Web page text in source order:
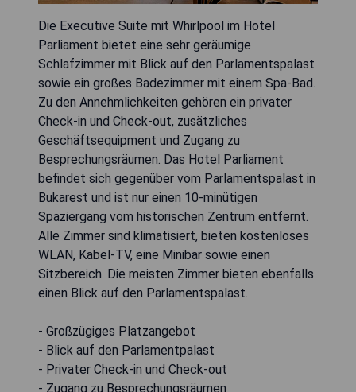
Die Executive Suite mit Whirlpool im Hotel
Parliament bietet eine sehr geräumige
Schlafzimmer mit Blick auf den Parlamentspalast
sowie ein großes Badezimmer mit einem Spa-Bad.
Zu den Annehmlichkeiten gehören ein privater
Check-in und Check-out, zusätzliches
Geschäftsequipment und Zugang zu
Besprechungsräumen. Das Hotel Parliament
befindet sich gegenüber vom Parlamentspalast in
Bukarest und ist nur einen 10-minütigen
Spaziergang vom historischen Zentrum entfernt.
Alle Zimmer sind klimatisiert, bieten kostenloses
WLAN, Kabel-TV, eine Minibar sowie einen
Sitzbereich. Die meisten Zimmer bieten ebenfalls
einen Blick auf den Parlamentspalast.
- Großzügiges Platzangebot
- Blick auf den Parlamentpalast
- Privater Check-in und Check-out
- Zugang zu Besprechungsräumen